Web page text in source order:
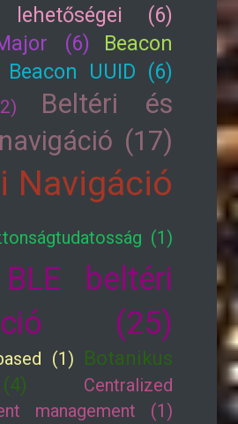
lehetőségei (6)
(6)
Beacon
Beacon UUID (6)
Beltéri és
(17)
Navigáció
(1)
BLE beltéri
(25)
(1) Botanikus
Centralized
management (1)